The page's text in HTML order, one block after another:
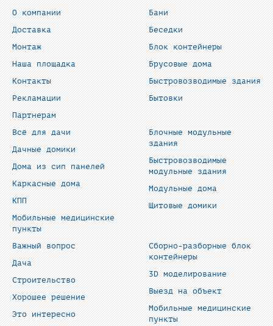
О компании
Доставка
Монтаж
Наша площадка
Контакты
Рекламации
Партнерам
Бани
Беседки
Блок контейнеры
Брусовые дома
Быстровозводимые здания
Бытовки
Всё для дачи
Дачные домики
Дома из сип панелей
Каркасные дома
КПП
Мобильные медицинские
пункты
Блочные модульные
здания
Быстровозводимые
модульные здания
Модульные дома
Щитовые домики
Важный вопрос
Дача
Строительство
Хорошее решение
Это интересно
Сборно-разборные блок
контейнеры
3D моделирование
Выезд на объект
Мобильные медицинские
пункты